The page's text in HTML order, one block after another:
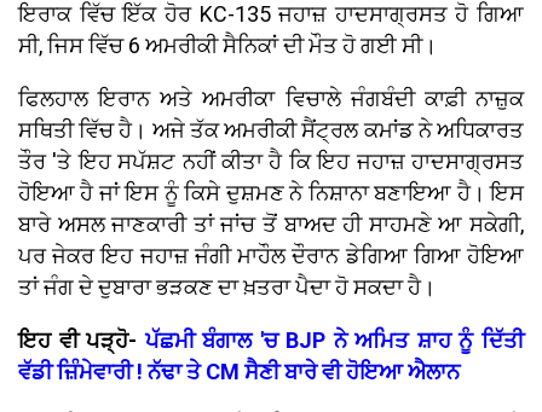
ਇਰਾਕ ਵਿੱਚ ਇੱਕ ਹੋਰ KC-135 ਜਹਾਜ਼ ਹਾਦਸਾਗ੍ਰਸਤ ਹੋ ਗਿਆ
ਸੀ, ਜਿਸ ਵਿੱਚ 6 ਅਮਰੀਕੀ ਸੈਨਿਕਾਂ ਦੀ ਮੌਤ ਹੋ ਗਈ ਸੀ।
ਫਿਲਹਾਲ ਇਰਾਨ ਅਤੇ ਅਮਰੀਕਾ ਵਿਚਾਲੇ ਜੰਗਬੰਦੀ ਕਾਫ਼ੀ ਨਾਜ਼ੁਕ
ਸਥਿਤੀ ਵਿੱਚ ਹੈ। ਅਜੇ ਤੱਕ ਅਮਰੀਕੀ ਸੈਂਟ੍ਰਲ ਕਮਾਂਡ ਨੇ ਅਧਿਕਾਰਤ
ਤੌਰ 'ਤੇ ਇਹ ਸਪੱਸ਼ਟ ਨਹੀਂ ਕੀਤਾ ਹੈ ਕਿ ਇਹ ਜਹਾਜ਼ ਹਾਦਸਾਗ੍ਰਸਤ
ਹੋਇਆ ਹੈ ਜਾਂ ਇਸ ਨੂੰ ਕਿਸੇ ਦੁਸ਼ਮਣ ਨੇ ਨਿਸ਼ਾਨਾ ਬਣਾਇਆ ਹੈ। ਇਸ
ਬਾਰੇ ਅਸਲ ਜਾਣਕਾਰੀ ਤਾਂ ਜਾਂਚ ਤੋਂ ਬਾਅਦ ਹੀ ਸਾਹਮਣੇ ਆ ਸਕੇਗੀ,
ਪਰ ਜੇਕਰ ਇਹ ਜਹਾਜ਼ ਜੰਗੀ ਮਾਹੌਲ ਦੌਰਾਨ ਡੇਗਿਆ ਗਿਆ ਹੋਇਆ
ਤਾਂ ਜੰਗ ਦੇ ਦੁਬਾਰਾ ਭੜਕਣ ਦਾ ਖ਼ਤਰਾ ਪੈਦਾ ਹੋ ਸਕਦਾ ਹੈ।
ਇਹ ਵੀ ਪੜ੍ਹੋ-ਪੱਛਮੀ ਬੰਗਾਲ 'ਚ BJP ਨੇ ਅਮਿਤ ਸ਼ਾਹ ਨੂੰ ਦਿੱਤੀ
ਵੱਡੀ ਜ਼ਿੰਮੇਵਾਰੀ ! ਨੱਢਾ ਤੇ CM ਸੈਣੀ ਬਾਰੇ ਵੀ ਹੋਇਆ ਐਲਾਨ